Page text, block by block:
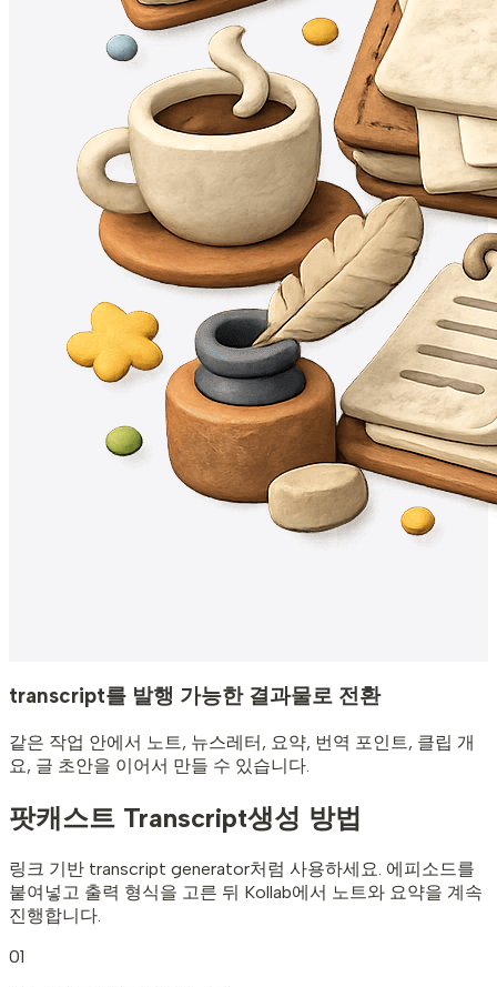
transcript를 발행 가능한 결과물로 전환
같은 작업 안에서 노트, 뉴스레터, 요약, 번역 포인트, 클립 개
요, 글 초안을 이어서 만들 수 있습니다.
팟캐스트 Transcript생성 방법
링크 기반 transcript generator처럼 사용하세요. 에피소드를
붙여넣고 출력 형식을 고른 뒤 Kollab에서 노트와 요약을 계속
진행합니다.
01